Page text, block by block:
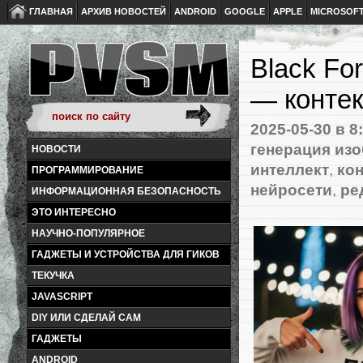
ГЛАВНАЯ АРХИВ НОВОСТЕЙ ANDROID GOOGLE APPLE
НОВОСТИ
ПРОГРАММИРОВАНИЕ
ИНФОРМАЦИОННАЯ БЕЗОПАСНОСТЬ
ЭТО ИНТЕРЕСНО
НАУЧНО-ПОПУЛЯРНОЕ
ГАДЖЕТЫ И УСТРОЙСТВА ДЛЯ ГИКОВ
ТЕКУЧКА
JAVASCRIPT
DIY ИЛИ СДЕЛАЙ САМ
ГАДЖЕТЫ
ANDROID
Black
—
2025-05-30 в
генерация
интеллект,
нейросети,